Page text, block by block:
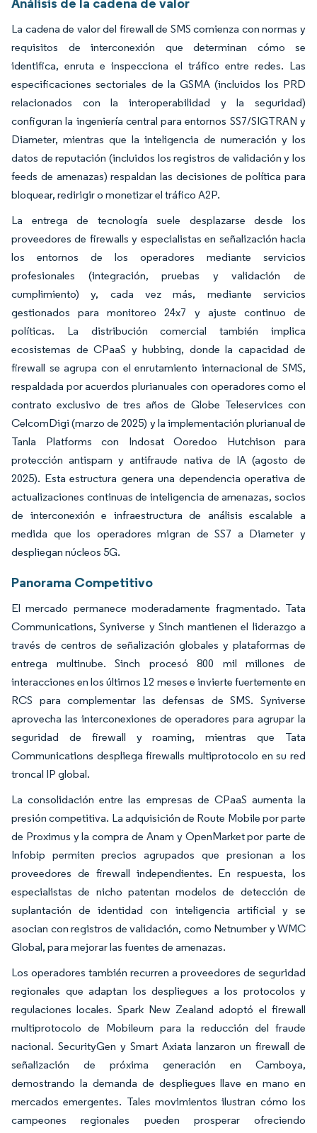
La cadena de valor del firewall de SMS comienza con normas y
requisitos de interconexión que determinan cómo se
identifica, enruta e inspecciona el tráfico entre redes. Las
especificaciones sectoriales de la GSMA (incluidos los PRD
relacionados con la interoperabilidad y la seguridad)
configuran la ingeniería central para entornos SS7/SIGTRAN y
Diameter, mientras que la inteligencia de numeración y los
datos de reputación (incluidos los registros de validación y los
feeds de amenazas) respaldan las decisiones de política para
bloquear, redirigir o monetizar el tráfico A2P.
La entrega de tecnología suele desplazarse desde los
proveedores de firewalls y especialistas en señalización hacia
los entornos de los operadores mediante servicios
profesionales (integración, pruebas y validación de
cumplimiento) y, cada vez más, mediante servicios
gestionados para monitoreo 24x7 y ajuste continuo de
políticas. La distribución comercial también implica
ecosistemas de CPaaS y hubbing, donde la capacidad de
firewall se agrupa con el enrutamiento internacional de SMS,
respaldada por acuerdos plurianuales con operadores como el
contrato exclusivo de tres años de Globe Teleservices con
CelcomDigi (marzo de 2025) y la implementación plurianual de
Tanla Platforms con Indosat Ooredoo Hutchison para
protección antispam y antifraude nativa de IA (agosto de
2025). Esta estructura genera una dependencia operativa de
actualizaciones continuas de inteligencia de amenazas, socios
de interconexión e infraestructura de análisis escalable a
medida que los operadores migran de SS7 a Diameter y
despliegan núcleos 5G.
Panorama Competitivo
El mercado permanece moderadamente fragmentado. Tata
Communications, Syniverse y Sinch mantienen el liderazgo a
través de centros de señalización globales y plataformas de
entrega multinube. Sinch procesó 800 mil millones de
interacciones en los últimos 12 meses e invierte fuertemente en
RCS para complementar las defensas de SMS. Syniverse
aprovecha las interconexiones de operadores para agrupar la
seguridad de firewall y roaming, mientras que Tata
Communications despliega firewalls multiprotocolo en su red
troncal IP global.
La consolidación entre las empresas de CPaaS aumenta la
presión competitiva. La adquisición de Route Mobile por parte
de Proximus y la compra de Anam y OpenMarket por parte de
Infobip permiten precios agrupados que presionan a los
proveedores de firewall independientes. En respuesta, los
especialistas de nicho patentan modelos de detección de
suplantación de identidad con inteligencia artificial y se
asocian con registros de validación, como Netnumber y WMC
Global, para mejorar las fuentes de amenazas.
Los operadores también recurren a proveedores de seguridad
regionales que adaptan los despliegues a los protocolos y
regulaciones locales. Spark New Zealand adoptó el firewall
multiprotocolo de Mobileum para la reducción del fraude
nacional. SecurityGen y Smart Axiata lanzaron un firewall de
señalización de próxima generación en Camboya,
demostrando la demanda de despliegues llave en mano en
mercados emergentes. Tales movimientos ilustran cómo los
campeones regionales pueden prosperar ofreciendo